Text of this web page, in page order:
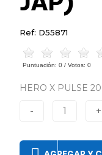
Ref: D55871
Puntuación: 0 / Votos: 0
HERO X PULSE
- 1 +